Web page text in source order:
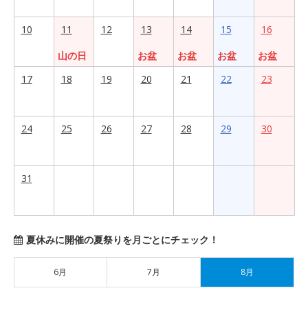
10
11
山の日
12
13
お盆
14
お盆
15
お盆
16
お盆
17
18 19 20 21 22 23
24 25 26 27 28 29 30
31
夏休みに開催の夏祭りを月ごとにチェック！
6月 7月 8月